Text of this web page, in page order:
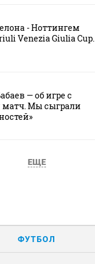
- Ноттингем
Venezia Giulia Cup.
— об игре с
матч. Мы сыграли
ЕЩЕ
ФУТБОЛ